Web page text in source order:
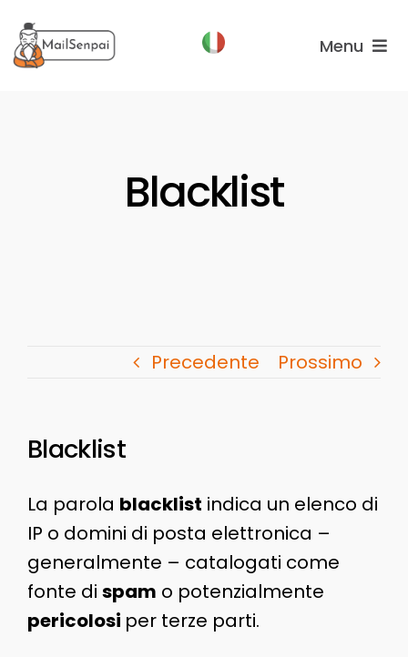
al
contenuto
Menu
Blacklist
Precedente Prossimo
Blacklist
La parola blacklist indica un elenco di
IP o domini di posta elettronica –
generalmente – catalogati come
fonte di spam o potenzialmente
pericolosi per terze parti.